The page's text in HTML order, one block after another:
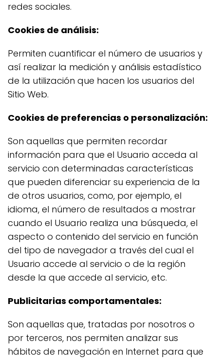
redes sociales.
Cookies de análisis:
Permiten cuantificar el número de usuarios y
así realizar la medición y análisis estadístico
de la utilización que hacen los usuarios del
Sitio Web.
Cookies de preferencias o personalización:
Son aquellas que permiten recordar
información para que el Usuario acceda al
servicio con determinadas características
que pueden diferenciar su experiencia de la
de otros usuarios, como, por ejemplo, el
idioma, el número de resultados a mostrar
cuando el Usuario realiza una búsqueda, el
aspecto o contenido del servicio en función
del tipo de navegador a través del cual el
Usuario accede al servicio o de la región
desde la que accede al servicio, etc.
Publicitarias comportamentales:
Son aquellas que, tratadas por nosotros o
por terceros, nos permiten analizar sus
hábitos de navegación en Internet para que